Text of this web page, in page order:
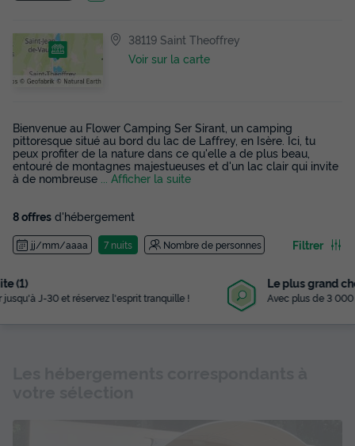
38119 Saint Theoffrey
Voir sur la carte
Bienvenue au Flower Camping Ser Sirant, un camping
pittoresque situé au bord du lac de Laffrey, en Isère. Ici, tu
peux profiter de la nature dans ce qu'elle a de plus beau,
entouré de montagnes majestueuses et d'un lac clair qui invite
à de nombreuse
... Afficher la suite
8 offres d'hébergement
jj/mm/aaaa 7 nuits Nombre de personnes Filtrer
Avec plus de 3 000 campings référencés